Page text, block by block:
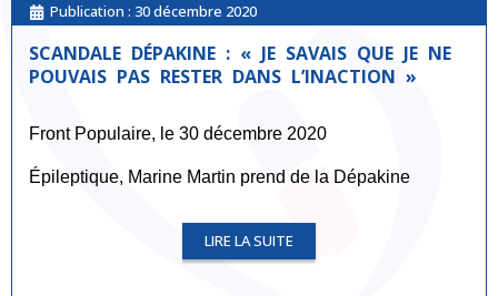
Publication : 30 décembre 2020
SCANDALE DÉPAKINE : « JE SAVAIS QUE JE NE
POUVAIS PAS RESTER DANS L’INACTION »
Front Populaire, le 30 décembre 2020
Épileptique, Marine Martin prend de la Dépakine
LIRE LA SUITE